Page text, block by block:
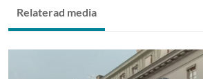
Relaterad media